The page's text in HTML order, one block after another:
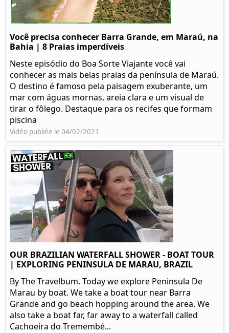
Você precisa conhecer Barra Grande, em Maraú, na
Bahia | 8 Praias imperdíveis
Neste episódio do Boa Sorte Viajante você vai
conhecer as mais belas praias da península de Maraú.
O destino é famoso pela paisagem exuberante, um
mar com águas mornas, areia clara e um visual de
tirar o fôlego. Destaque para os recifes que formam
piscina
Vidéo publiée le 04/02/2021
OUR BRAZILIAN WATERFALL SHOWER - BOAT TOUR
| EXPLORING PENINSULA DE MARAU, BRAZIL
By The Travelbum. Today we explore Peninsula De
Marau by boat. We take a boat tour near Barra
Grande and go beach hopping around the area. We
also take a boat far, far away to a waterfall called
Cachoeira do Tremembé...